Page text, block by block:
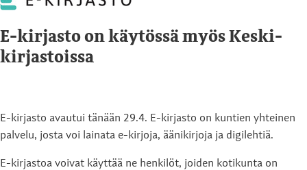
E-kirjasto on käytössä myös Keski-
kirjastoissa
E-kirjasto avautui tänään 29.4. E-kirjasto on kuntien yhteinen
palvelu, josta voi lainata e-kirjoja, äänikirjoja ja digilehtiä.
E-kirjastoa voivat käyttää ne henkilöt, joiden kotikunta on